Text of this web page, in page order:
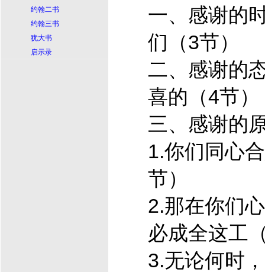
约翰二书
约翰三书
犹大书
启示录
一、感谢的
们（3节）
二、感谢的
喜的（4节）
三、感谢的
1.你们同心
节）
2.那在你们
必成全这工
3.无论何时